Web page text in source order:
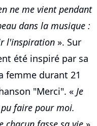
ne me vient pendant
dans la musique :
l'inspiration ». Sur
été inspiré par sa
femme durant 21
"Merci". « Je
faire pour moi.